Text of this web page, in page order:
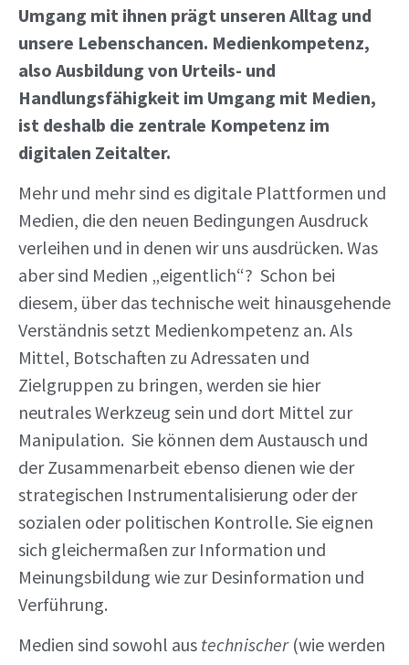
Umgang mit ihnen prägt unseren Alltag und
unsere Lebenschancen. Medienkompetenz,
also Ausbildung von Urteils- und
Handlungsfähigkeit im Umgang mit Medien,
ist deshalb die zentrale Kompetenz im
digitalen Zeitalter.
Mehr und mehr sind es digitale Plattformen und
Medien, die den neuen Bedingungen Ausdruck
verleihen und in denen wir uns ausdrücken. Was
aber sind Medien „eigentlich“? Schon bei
diesem, über das technische weit hinausgehende
Verständnis setzt Medienkompetenz an. Als
Mittel, Botschaften zu Adressaten und
Zielgruppen zu bringen, werden sie hier
neutrales Werkzeug sein und dort Mittel zur
Manipulation. Sie können dem Austausch und
der Zusammenarbeit ebenso dienen wie der
strategischen Instrumentalisierung oder der
sozialen oder politischen Kontrolle. Sie eignen
sich gleichermaßen zur Information und
Meinungsbildung wie zur Desinformation und
Verführung.
Medien sind sowohl aus technischer(wie werden